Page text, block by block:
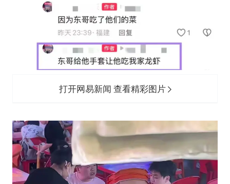
打开网易新闻 查看精彩图片